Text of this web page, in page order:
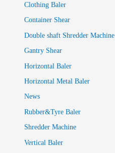
Clothing Baler
Container Shear
Double shaft Shredder Machine
Gantry Shear
Horizontal Baler
Horizontal Metal Baler
News
Rubber&Tyre Baler
Shredder Machine
Vertical Baler